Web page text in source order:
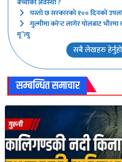
बच्चाको अवस्था ?
यस्तो छ सरकारको १०० दिनको
गुल्मीमा करेन्ट लागेर पोलबाट भीरमा
मृ”त्यु
सबै लेखहरु
सम्बन्धित समाचार